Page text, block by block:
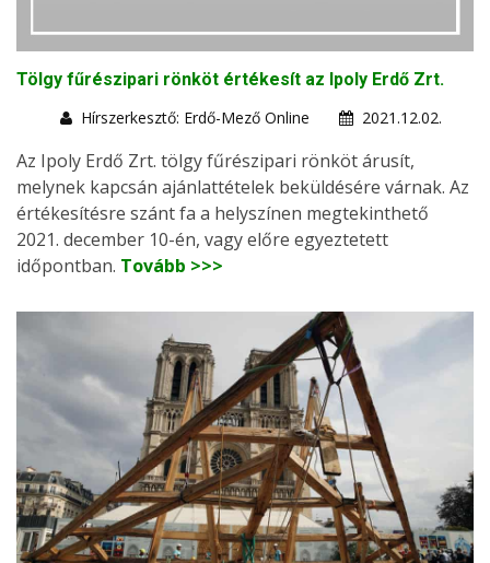
Tölgy fűrészipari rönköt értékesít az Ipoly Erdő Zrt.
Hírszerkesztő: Erdő-Mező Online
2021.12.02.
Az Ipoly Erdő Zrt. tölgy fűrészipari rönköt árusít,
melynek kapcsán ajánlattételek beküldésére várnak. Az
értékesítésre szánt fa a helyszínen megtekinthető
2021. december 10-én, vagy előre egyeztetett
időpontban. Tovább >>>